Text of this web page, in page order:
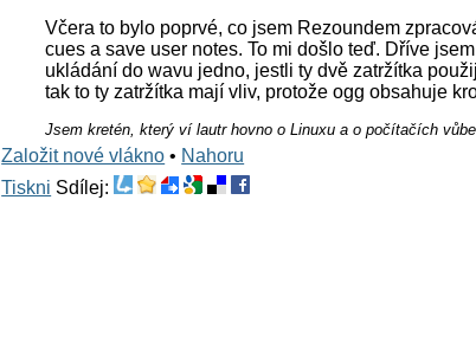
Včera to bylo poprvé, co jsem Rezoundem
cues a save user notes. To mi došlo teď. Dříve
ukládání do wavu jedno, jestli ty dvě zatržítka
tak to ty zatržítka mají vliv, protože ogg obsahuje
Jsem kretén, který ví lautr hovno o Linuxu a o počítačích
Založit nové vlákno • Nahoru
Tiskni Sdílej: